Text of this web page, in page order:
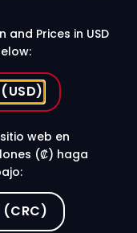
and Prices in USD
web en
(₡) haga